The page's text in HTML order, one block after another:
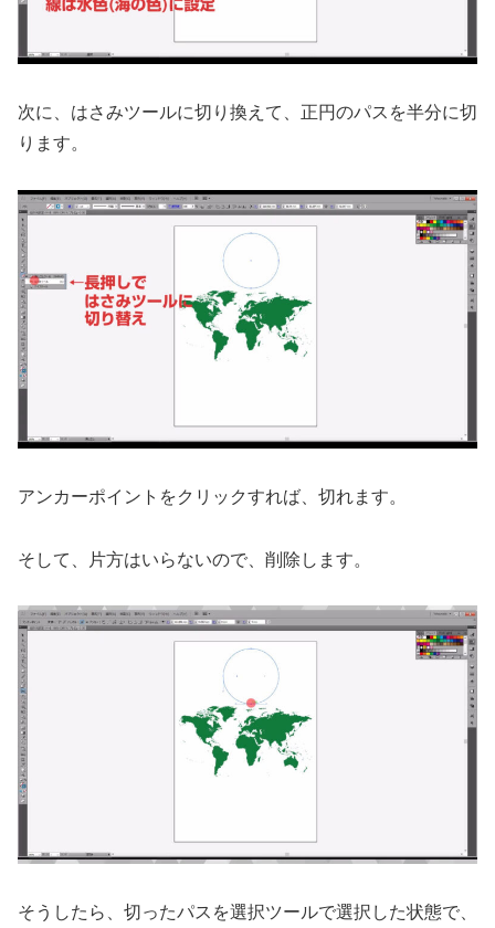
次に、はさみツールに切り換えて、正円のパスを半分に切
ります。
アンカーポイントをクリックすれば、切れます。
そして、片方はいらないので、削除します。
そうしたら、切ったパスを選択ツールで選択した状態で、